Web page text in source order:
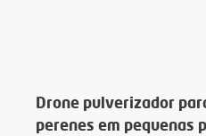
Drone pulverizador
perenes em pequenas